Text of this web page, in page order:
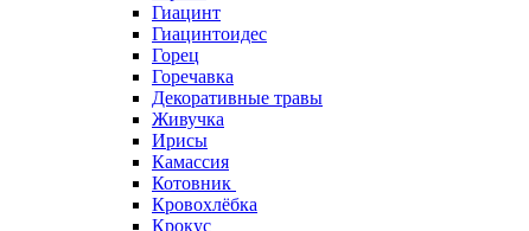
Гиацинт
Гиацинтоидес
Горец
Горечавка
Декоративные травы
Живучка
Ирисы
Камассия
Котовник
Кровохлёбка
Крокус